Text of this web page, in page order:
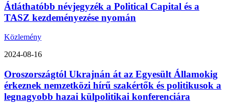
Átláthatóbb névjegyzék a Political Capital és a
TASZ kezdeményezése nyomán
Közlemény
2024-08-16
Oroszországtól Ukrajnán át az Egyesült Államokig
érkeznek nemzetközi hírű szakértők és politikusok a
legnagyobb hazai külpolitikai konferenciára